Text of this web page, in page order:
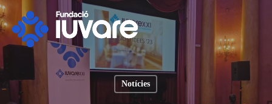
Skip
to
main
content
Notícies